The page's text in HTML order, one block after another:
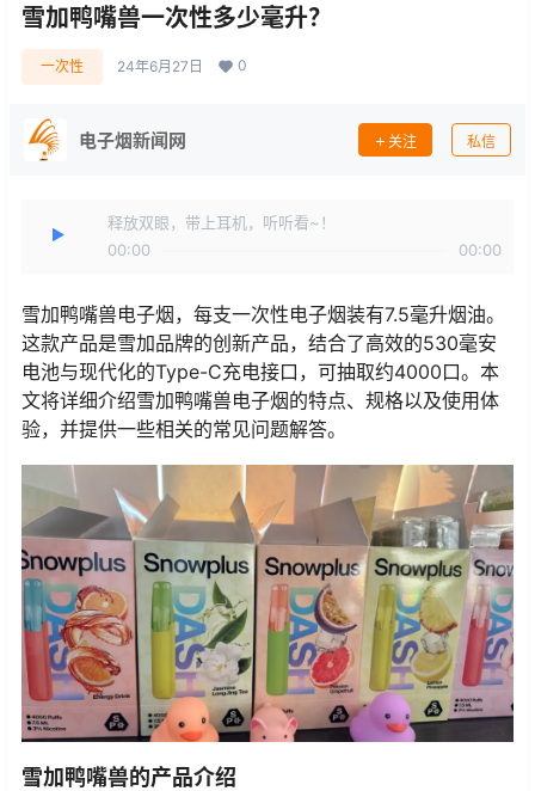
雪加鸭嘴兽一次性多少毫升？
一次性 24年6月27日 0
电子烟新闻网 关注 私信
释放双眼，带上耳机，听听看~！
00:00
00:00
雪加鸭嘴兽电子烟，每支一次性电子烟装有7.5毫升烟油。
这款产品是雪加品牌的创新产品，结合了高效的530毫安
电池与现代化的Type-C充电接口，可抽取约4000口。本
文将详细介绍雪加鸭嘴兽电子烟的特点、规格以及使用体
验，并提供一些相关的常见问题解答。
雪加鸭嘴兽的产品介绍